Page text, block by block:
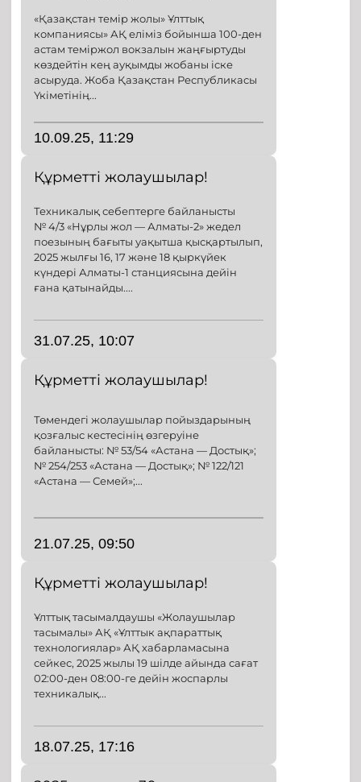
«Қазақстан темір жолы» Ұлттық
компаниясы» АҚ еліміз бойынша 100-ден
астам теміржол вокзалын жаңғыртуды
көздейтін кең ауқымды жобаны іске
асыруда. Жоба Қазақстан Республикасы
Үкіметінің...
10.09.25, 11:29
Құрметті жолаушылар!
Техникалық себептерге байланысты
№ 4/3 «Нұрлы жол — Алматы-2» жедел
поезының бағыты уақытша қысқартылып,
2025 жылғы 16, 17 және 18 қыркүйек
күндері Алматы-1 станциясына дейін
ғана қатынайды....
31.07.25, 10:07
Құрметті жолаушылар!
Төмендегі жолаушылар пойыздарының
қозғалыс кестесінің өзгеруіне
байланысты: № 53/54 «Астана — Достық»;
№ 254/253 «Астана — Достық»; № 122/121
«Астана — Семей»;...
21.07.25, 09:50
Құрметті жолаушылар!
Ұлттық тасымалдаушы «Жолаушылар
тасымалы» АҚ «Ұлттык ақпараттық
технологиялар» АҚ хабарламасына
сейкес, 2025 жылы 19 шілде айында сағат
02:00-ден 08:00-ге дейін жоспарлы
техникалық...
18.07.25, 17:16